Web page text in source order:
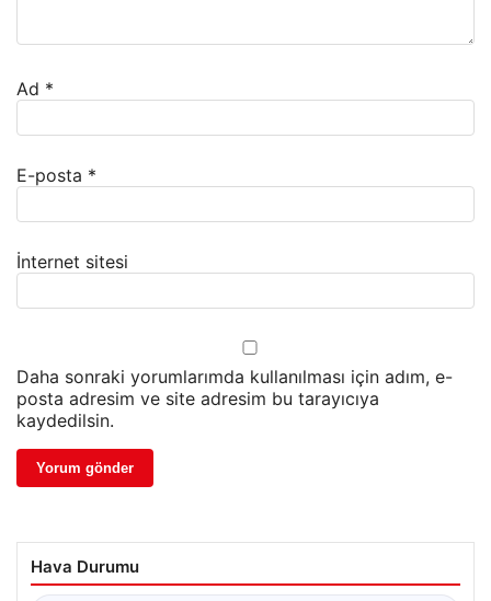
Ad *
E-posta *
İnternet sitesi
Daha sonraki yorumlarımda kullanılması için adım, e-
posta adresim ve site adresim bu tarayıcıya
kaydedilsin.
Hava Durumu